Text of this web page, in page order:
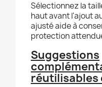
Sélectionnez la
haut avant l'ajout
ajusté aide à
protection
Suggestions
réutilisables